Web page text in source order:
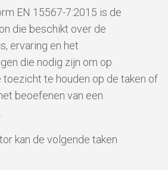
EN 15567-7:2015 is de
die beschikt over de
ervaring en het
die nodig zijn om op
te houden op de taken of
beoefenen van een
kan de volgende taken